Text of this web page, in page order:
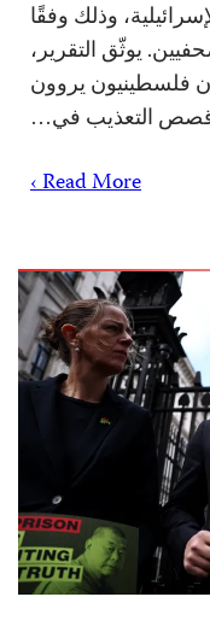
وذلك وفقًا
يوثّق التقرير،
فلسطينيون يروون
التعذيب في…
Read More ›